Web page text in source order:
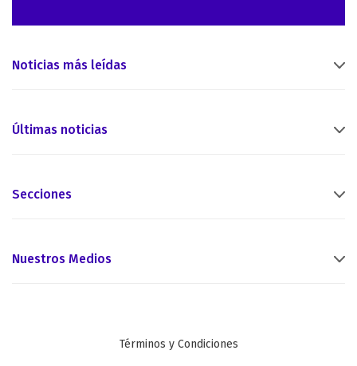
Noticias más leídas
Últimas noticias
Secciones
Nuestros Medios
Términos y Condiciones